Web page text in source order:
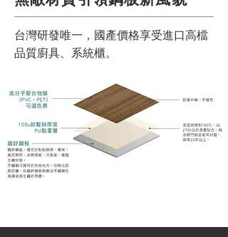
台灣研發唯一，國產價格享受進口高檔
品質廚具、系統櫃。